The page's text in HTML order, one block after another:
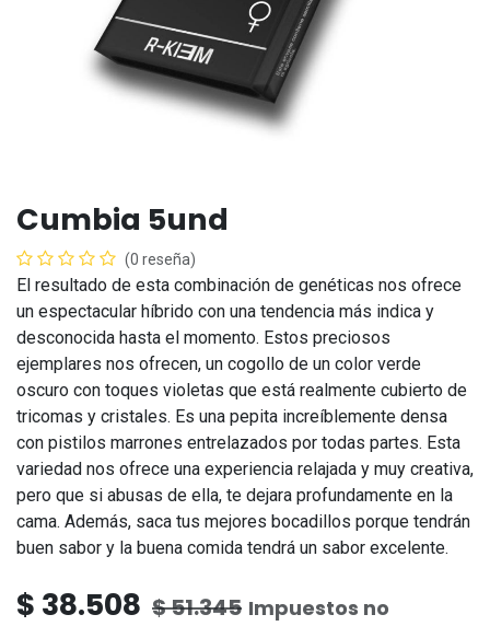
Cumbia 5und
(0 reseña)
El resultado de esta combinación de genéticas nos ofrece
un espectacular híbrido con una tendencia más indica y
desconocida hasta el momento. Estos preciosos
ejemplares nos ofrecen, un cogollo de un color verde
oscuro con toques violetas que está realmente cubierto de
tricomas y cristales. Es una pepita increíblemente densa
con pistilos marrones entrelazados por todas partes. Esta
variedad nos ofrece una experiencia relajada y muy creativa,
pero que si abusas de ella, te dejara profundamente en la
cama. Además, saca tus mejores bocadillos porque tendrán
buen sabor y la buena comida tendrá un sabor excelente.
$ 38.508 $51.345 Impuestos no